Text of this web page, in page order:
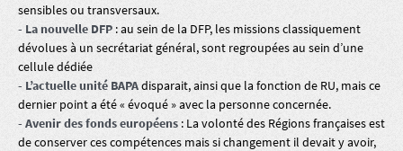
sensibles ou transversaux.
- La nouvelle DFP : au sein de la DFP, les missions classiquement
dévolues à un secrétariat général, sont regroupées au sein d’une
cellule dédiée
- L’actuelle unité BAPAdisparait, ainsi que la fonction de RU, mais ce
dernier point a été « évoqué » avec la personne concernée.
- Avenir des fonds européens : La volonté des Régions françaises est
de conserver ces compétences mais si changement il devait y avoir,